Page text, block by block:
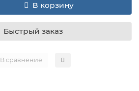
В корзину
Быстрый заказ
В сравнение